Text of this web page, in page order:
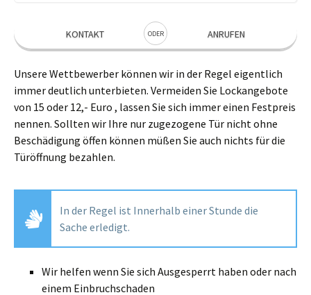
KONTAKT ODER ANRUFEN
Unsere Wettbewerber können wir in der Regel eigentlich
immer deutlich unterbieten. Vermeiden Sie Lockangebote
von 15 oder 12,- Euro , lassen Sie sich immer einen Festpreis
nennen. Sollten wir Ihre nur zugezogene Tür nicht ohne
Beschädigung öffen können müßen Sie auch nichts für die
Türöffnung bezahlen.
In der Regel ist Innerhalb einer Stunde die
Sache erledigt.
Wir helfen wenn Sie sich Ausgesperrt haben oder nach
einem Einbruchschaden